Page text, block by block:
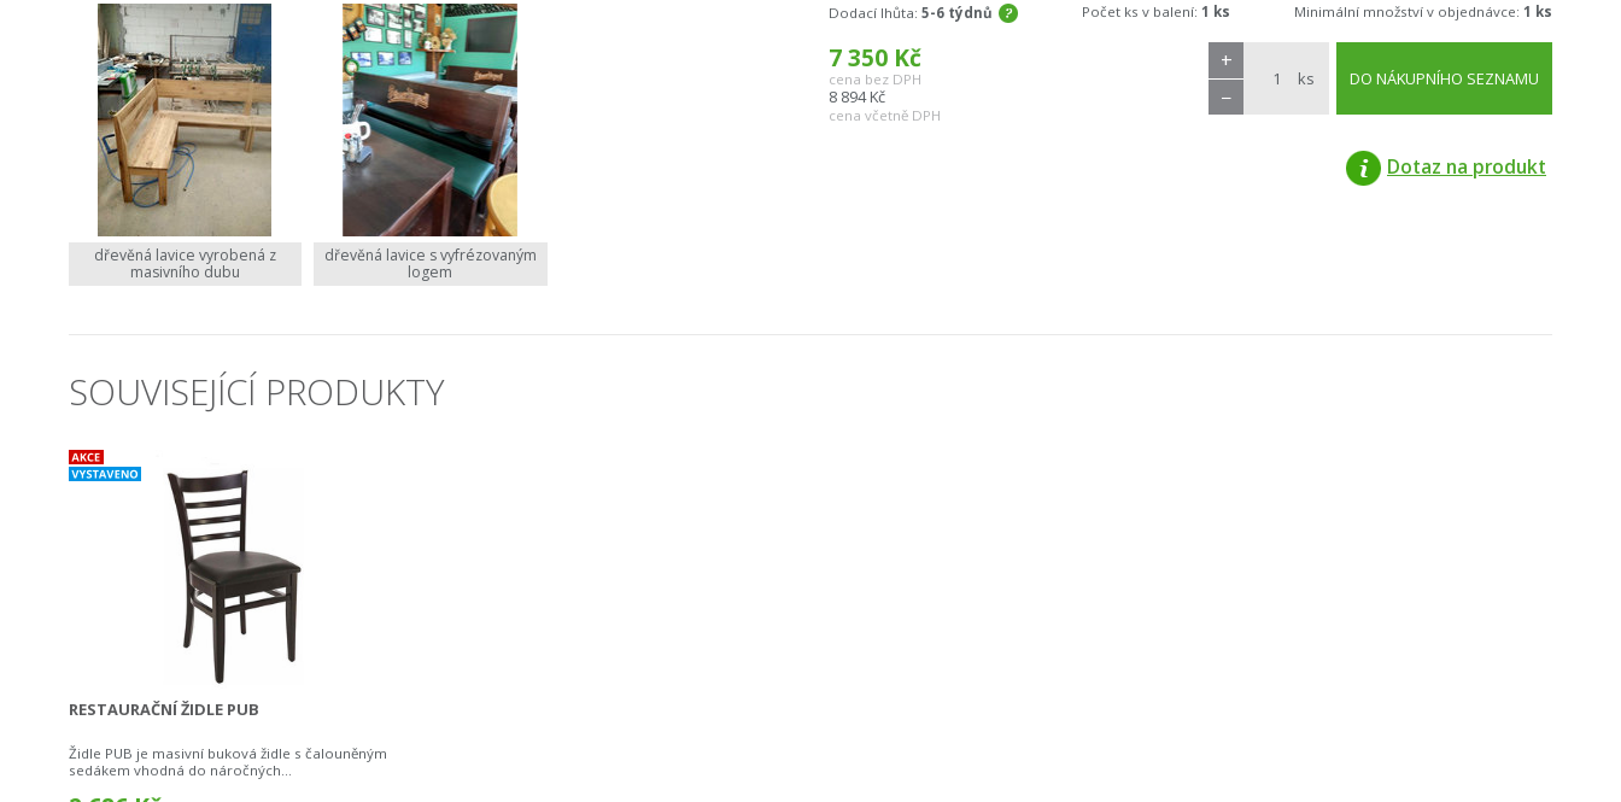
dřevěná lavice vyrobená z
masivního dubu
dřevěná lavice s vyfrézovaným
logem
Dodací lhůta: 5-6 týdnů Počet ks v balení: 1 ks Minimální množství v objednávce: 1 ks
7 350 Kč
cena bez DPH
8 894Kč
cena včetně DPH
ks
+
−
DO NÁKUPNÍHO SEZNAMU
Dotaz na produkt
SOUVISEJÍCÍ PRODUKTY
RESTAURAČNÍ ŽIDLE PUB
Židle PUB je masivní buková židle s čalouněným
sedákem vhodná do náročných...